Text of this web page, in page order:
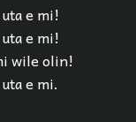
e mi!
e mi!
wile olin!
e mi.